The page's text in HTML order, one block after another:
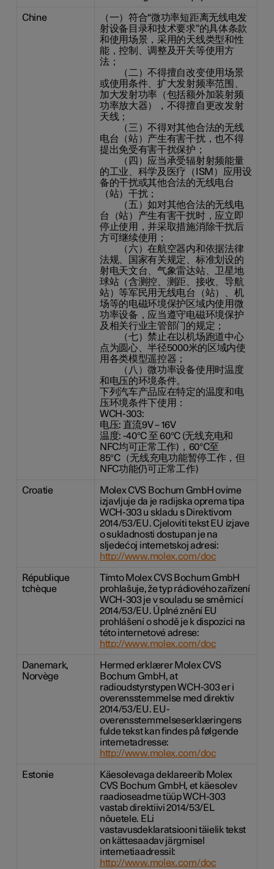
Chine
（一）符合“微功率短距离无线电发
射设备目录和技术要求”的具体条款
和使用场景，采用的天线类型和性
能，控制、调整及开关等使用方
法；
（二）不得擅自改变使用场景
或使用条件、扩大发射频率范围、
加大发射功率（包括额外加装射频
功率放大器），不得擅自更改发射
天线；
（三）不得对其他合法的无线
电台（站）产生有害干扰，也不得
提出免受有害干扰保护；
（四）应当承受辐射射频能量
的工业、科学及医疗（ISM）应用设
备的干扰或其他合法的无线电台
（站）干扰；
（五）如对其他合法的无线电
台（站）产生有害干扰时，应立即
停止使用，并采取措施消除干扰后
方可继续使用；
（六）在航空器内和依据法律
法规、国家有关规定、标准划设的
射电天文台、气象雷达站、卫星地
球站（含测控、测距、接收、导航
站）等军民用无线电台（站）、机
场等的电磁环境保护区域内使用微
功率设备，应当遵守电磁环境保护
及相关行业主管部门的规定；
（七）禁止在以机场跑道中心
点为圆心、半径5000米的区域内使
用各类模型遥控器；
（八）微功率设备使用时温度
和电压的环境条件。
下列汽车产品应在特定的温度和电
压环境条件下使用：
WCH-303:
电压: 直流9V – 16V
温度: -40°C 至 60°C (无线充电和
NFC均可正常工作)，60°C至
85°C（无线充电功能暂停工作，但
NFC功能仍可正常工作)
Croatie
Molex CVS Bochum GmbH ovime
izjavljuje da je radijska oprema tipa
WCH-303 u skladu s Direktivom
2014/53/EU. Cjeloviti tekst EU izjave
o sukladnosti dostupan je na
sljedećoj internetskoj adresi:
http://www.molex.com/doc
République
tchèque
Tímto Molex CVS Bochum GmbH
prohlašuje, že typ rádiového zařízení
WCH-303 je v souladu se směrnicí
2014/53/EU. Úplné znění EU
prohlášení o shodě je k dispozici na
této internetové adrese:
http://www.molex.com/doc
Danemark,
Norvège
Hermed erklærer Molex CVS
Bochum GmbH, at
radioudstyrstypen WCH-303 er i
overensstemmelse med direktiv
2014/53/EU. EU-
overensstemmelseserklæringens
fulde tekst kan findes på følgende
internetadresse:
http://www.molex.com/doc
Estonie
Käesolevaga deklareerib Molex
CVS Bochum GmbH, et käesolev
raadioseadme tüüp WCH-303
vastab direktiivi 2014/53/EL
nõuetele. ELi
vastavusdeklaratsiooni täielik tekst
on kättesaadav järgmisel
internetiaadressil:
http://www.molex.com/doc